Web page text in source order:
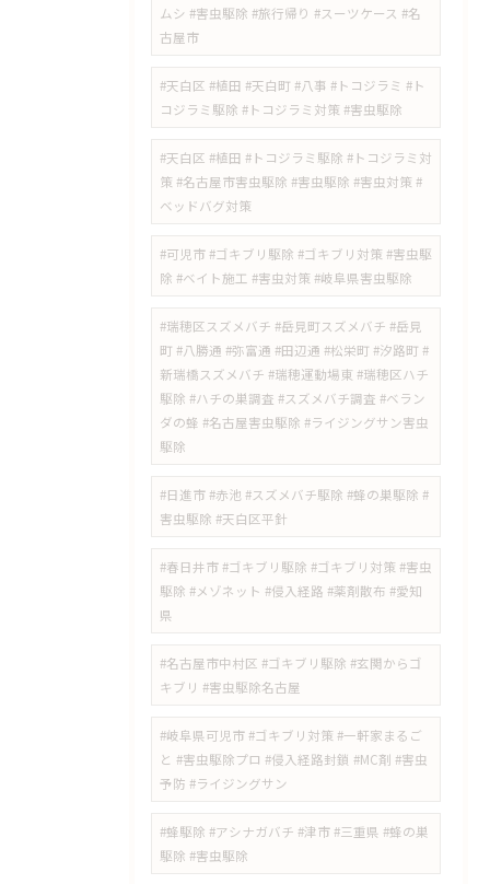
ムシ #害虫駆除 #旅行帰り #スーツケース #名
古屋市
#天白区 #植田 #天白町 #八事 #トコジラミ #ト
コジラミ駆除 #トコジラミ対策 #害虫駆除
#天白区 #植田 #トコジラミ駆除 #トコジラミ対
策 #名古屋市害虫駆除 #害虫駆除 #害虫対策 #
ベッドバグ対策
#可児市 #ゴキブリ駆除 #ゴキブリ対策 #害虫駆
除 #ベイト施工 #害虫対策 #岐阜県害虫駆除
#瑞穂区スズメバチ #岳見町スズメバチ #岳見
町 #八勝通 #弥富通 #田辺通 #松栄町 #汐路町 #
新瑞橋スズメバチ #瑞穂運動場東 #瑞穂区ハチ
駆除 #ハチの巣調査 #スズメバチ調査 #ベラン
ダの蜂 #名古屋害虫駆除 #ライジングサン害虫
駆除
#日進市 #赤池 #スズメバチ駆除 #蜂の巣駆除 #
害虫駆除 #天白区平針
#春日井市 #ゴキブリ駆除 #ゴキブリ対策 #害虫
駆除 #メゾネット #侵入経路 #薬剤散布 #愛知
県
#名古屋市中村区 #ゴキブリ駆除 #玄関からゴ
キブリ #害虫駆除名古屋
#岐阜県可児市 #ゴキブリ対策 #一軒家まるご
と #害虫駆除プロ #侵入経路封鎖 #MC剤 #害虫
予防 #ライジングサン
#蜂駆除 #アシナガバチ #津市 #三重県 #蜂の巣
駆除 #害虫駆除